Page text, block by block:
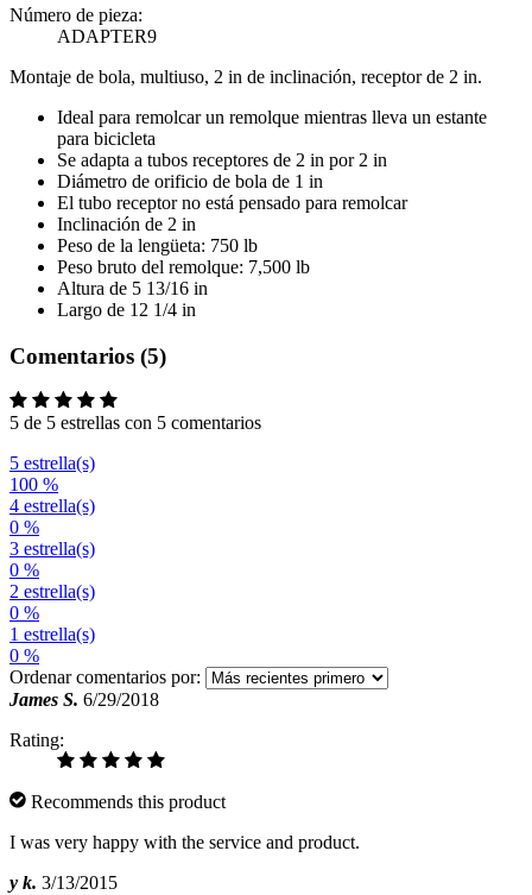
Número de pieza:
ADAPTER9
Montaje de bola, multiuso, 2 in de inclinación, receptor de 2 in.
Ideal para remolcar un remolque mientras lleva un estante
para bicicleta
Se adapta a tubos receptores de 2 in por 2 in
Diámetro de orificio de bola de 1 in
El tubo receptor no está pensado para remolcar
Inclinación de 2 in
Peso de la lengüeta: 750 lb
Peso bruto del remolque: 7,500 lb
Altura de 5 13/16 in
Largo de 12 1/4 in
Comentarios (5)
5 de 5 estrellas con 5 comentarios
5 estrella(s)
100 %
4 estrella(s)
0 %
3 estrella(s)
0 %
2 estrella(s)
0 %
1 estrella(s)
0 %
Ordenar comentarios por:
James S. 6/29/2018
Rating:
Recommends this product
I was very happy with the service and product.
y k. 3/13/2015